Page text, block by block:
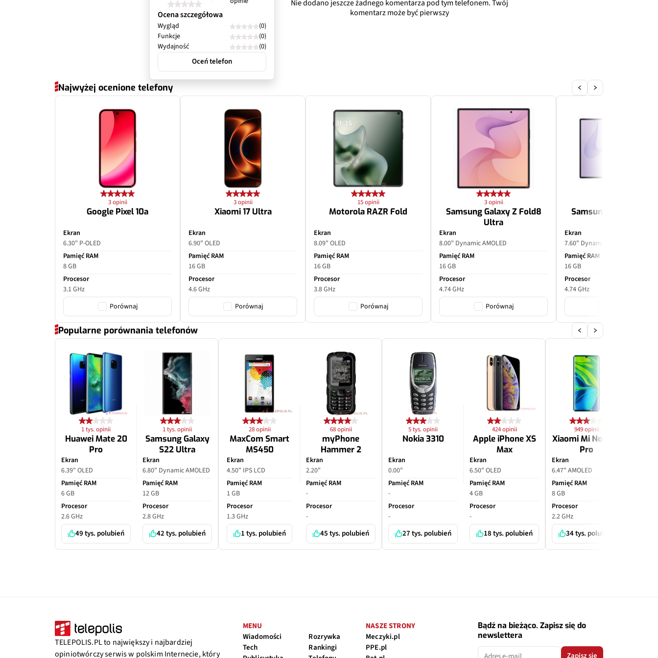
Przysłona
Filmy
Zoom optyczny
Inne
Dodatkowy aparat Aparat makro
2 Mpix
f/2.4
Ocena szczegółowa
Wygląd
(0)
Funkcje
(0)
Wydajność
(0)
Oceń telefon
Nie dodano jeszcze żadnego komentarza pod tym telefonem. Twój
komentarz może być pierwszy
Najwyżej ocenione telefony
3 opinii
Google Pixel 10a
Ekran
6.30" P-OLED
Pamięć RAM
8 GB
Procesor
3.1 GHz
Porównaj
3 opinii
Xiaomi 17 Ultra
Ekran
6.90" OLED
Pamięć RAM
16 GB
Procesor
4.6 GHz
Porównaj
15 opinii
Motorola RAZR Fold
Ekran
8.09" OLED
Pamięć RAM
16 GB
Procesor
3.8 GHz
Porównaj
3 opinii
Samsung Galaxy Z Fold8
Ultra
Ekran
8.00" Dynamic AMOLED
Pamięć RAM
16 GB
Procesor
4.74 GHz
Porównaj
Samsung Galaxy Z
Ekran
7.60" Dynamic AMOLED
Pamięć RAM
16 GB
Procesor
4.74 GHz
Popularne porównania telefonów
1 tys. opinii
Huawei Mate 20
Pro
Ekran
6.39" OLED
Pamięć RAM
6 GB
Procesor
2.6 GHz
49 tys. polubień
1 tys. opinii
Samsung Galaxy
S22 Ultra
Ekran
6.80" Dynamic AMOLED
Pamięć RAM
12 GB
Procesor
2.8 GHz
42 tys. polubień
28 opinii
MaxCom Smart
MS450
Ekran
4.50" IPS LCD
Pamięć RAM
1 GB
Procesor
1.3 GHz
1 tys. polubień
68 opinii
myPhone
Hammer 2
Ekran
2.20"
Pamięć RAM
-
Procesor
-
45 tys. polubień
5 tys. opinii
Nokia 3310
Ekran
0.00"
Pamięć RAM
-
Procesor
-
27 tys. polubień
424 opinii
Apple iPhone XS
Max
Ekran
6.50" OLED
Pamięć RAM
4 GB
Procesor
-
18 tys. polubień
949 opinii
Xiaomi Mi Note 10
Pro
Ekran
6.47" AMOLED
Pamięć RAM
8 GB
Procesor
2.2 GHz
34 tys. polubień
TELEPOLIS.PL to największy i najbardziej
opiniotwórczy serwis w polskim Internecie, który
MENU
Wiadomości
Tech
Rozrywka
Rankingi
NASZE STRONY
Meczyki.pl
PPE.pl
Bądź na bieżąco. Zapisz się do
newslettera
Zapisz się